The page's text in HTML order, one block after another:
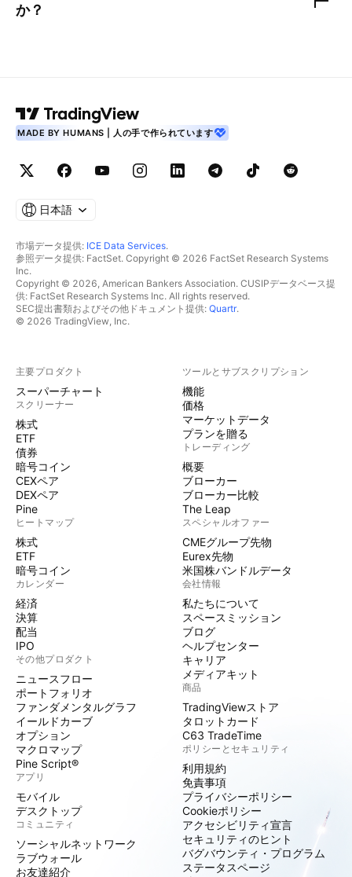
か？
MADE BY HUMANS | 人の手で作られています
日本語
市場データ提供: ICE Data Services.
参照データ提供: FactSet. Copyright © 2026 FactSet Research Systems
Inc.
Copyright © 2026, American Bankers Association. CUSIPデータベース提
供: FactSet Research Systems Inc. All rights reserved.
SEC提出書類およびその他ドキュメント提供: Quartr.
© 2026 TradingView, Inc.
主要プロダクト
スーパーチャート
スクリーナー
株式
ETF
債券
暗号コイン
CEXペア
DEXペア
Pine
ヒートマップ
株式
ETF
暗号コイン
カレンダー
経済
決算
配当
IPO
その他プロダクト
ニュースフロー
ポートフォリオ
ファンダメンタルグラフ
イールドカーブ
オプション
マクロマップ
Pine Script®
アプリ
モバイル
デスクトップ
コミュニティ
ソーシャルネットワーク
ラブウォール
お友達紹介
ツールとサブスクリプション
機能
価格
マーケットデータ
プランを贈る
トレーディング
概要
ブローカー
ブローカー比較
The Leap
スペシャルオファー
CMEグループ先物
Eurex先物
米国株バンドルデータ
会社情報
私たちについて
スペースミッション
ブログ
ヘルプセンター
キャリア
メディアキット
商品
TradingViewストア
タロットカード
C63 TradeTime
ポリシーとセキュリティ
利用規約
免責事項
プライバシーポリシー
Cookieポリシー
アクセシビリティ宣言
セキュリティのヒント
バグバウンティ・プログラム
ステータスページ